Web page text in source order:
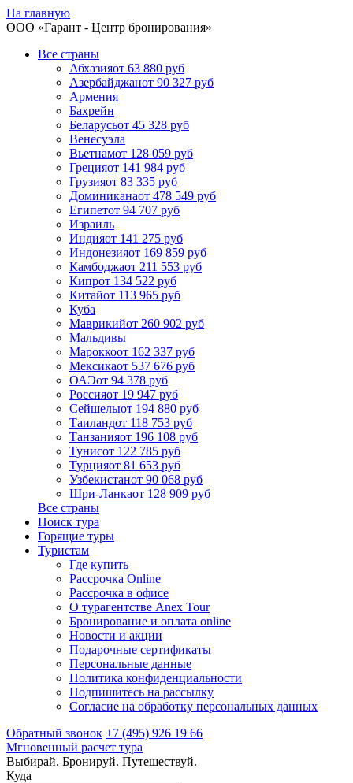
На главную
ООО «Гарант - Центр бронирования»
Все страны
Абхазияот 63 880 руб
Азербайджанот 90 327 руб
Армения
Бахрейн
Беларусьот 45 328 руб
Венесуэла
Вьетнамот 128 059 руб
Грецияот 141 984 руб
Грузияот 83 335 руб
Доминиканаот 478 549 руб
Египетот 94 707 руб
Израиль
Индияот 141 275 руб
Индонезияот 169 859 руб
Камбоджаот 211 553 руб
Кипрот 134 522 руб
Китайот 113 965 руб
Куба
Маврикийот 260 902 руб
Мальдивы
Мароккоот 162 337 руб
Мексикаот 537 676 руб
ОАЭот 94 378 руб
Россияот 19 947 руб
Сейшелыот 194 880 руб
Таиландот 118 753 руб
Танзанияот 196 108 руб
Тунисот 122 785 руб
Турцияот 81 653 руб
Узбекистанот 90 068 руб
Шри-Ланкаот 128 909 руб
Все страны
Поиск тура
Горящие туры
Туристам
Где купить
Рассрочка Online
Рассрочка в офисе
О турагентстве Anex Tour
Бронирование и оплата online
Новости и акции
Подарочные сертификаты
Персональные данные
Политика конфиденциальности
Подпишитесь на рассылку
Согласие на обработку персональных данных
Обратный звонок +7 (495) 926 19 66
Мгновенный расчет тура
Выбирай. Бронируй. Путешествуй.
Куда